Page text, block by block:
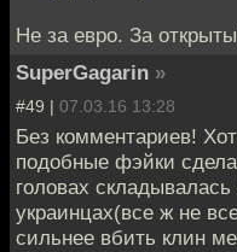
Не за евро. За
SuperGagarin »
#49 | 07.03.16 13:28
Без комментариев!
подобные фэйки
головах складывалась
украинцах(все ж не
сильнее вбить клин